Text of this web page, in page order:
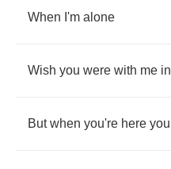
When I'm alone
Wish you were with me in
But when you're here you